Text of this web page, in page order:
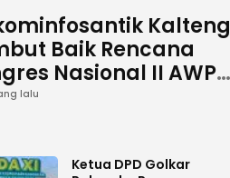
Kalteng
Baik Rencana
Nasional II AWPI
lalu
Ketua DPD Golkar